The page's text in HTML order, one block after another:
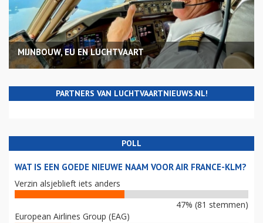
MIJNBOUW, EU EN LUCHTVAART
PARTNERS VAN LUCHTVAARTNIEUWS.NL!
POLL
WAT IS EEN GOEDE NIEUWE NAAM VOOR AIR FRANCE-KLM?
Verzin alsjeblieft iets anders
47% (81 stemmen)
European Airlines Group (EAG)